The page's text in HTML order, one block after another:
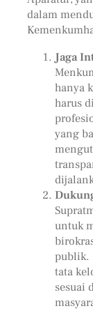
dalam
Jaga
hanya
harus
yang
untuk
publik.
tata
sesuai